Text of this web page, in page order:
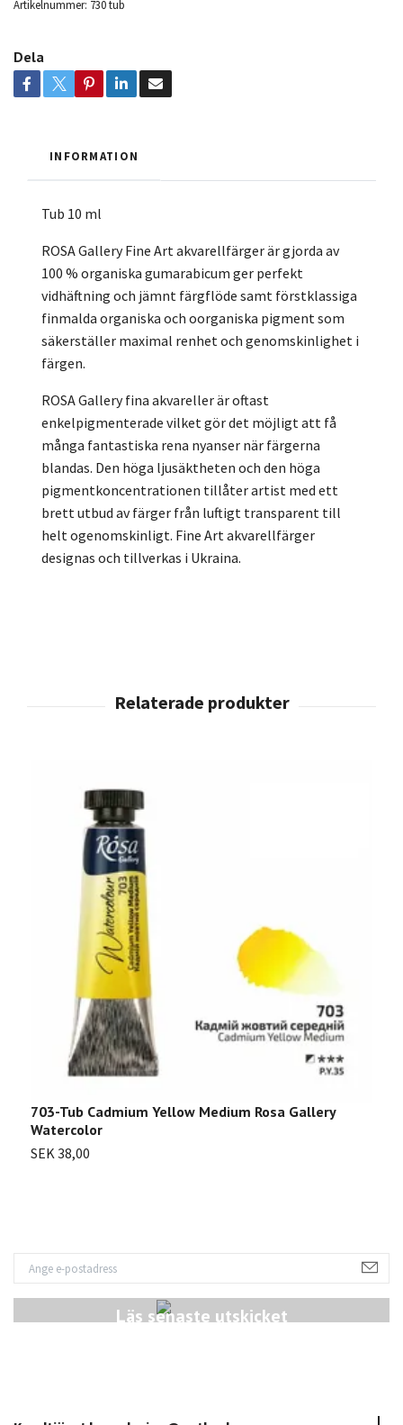
Läs senaste utskicket
Artikelnummer: 730 tub
Dela
INFORMATION
Tub 10 ml
ROSA Gallery Fine Art akvarellfärger är gjorda av
100 % organiska gumarabicum ger perfekt
vidhäftning och jämnt färgflöde samt förstklassiga
finmalda organiska och oorganiska pigment som
säkerställer maximal renhet och genomskinlighet i
färgen.
ROSA Gallery fina akvareller är oftast
enkelpigmenterade vilket gör det möjligt att få
många fantastiska rena nyanser när färgerna
blandas. Den höga ljusäktheten och den höga
pigmentkoncentrationen tillåter artist med ett
brett utbud av färger från luftigt transparent till
helt ogenomskinligt. Fine Art akvarellfärger
designas och tillverkas i Ukraina.
703-Tub Cadmium Yellow Medium Rosa Gallery
Watercolor
SEK 38,00